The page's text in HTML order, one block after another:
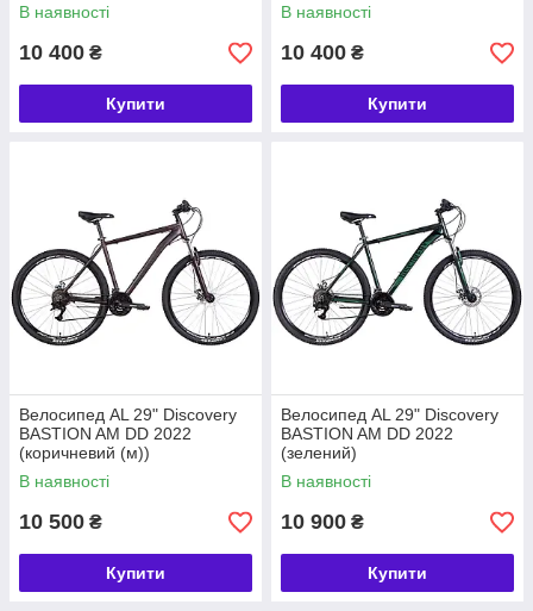
В наявності
10 400 ₴
Купити
В наявності
10 400 ₴
Купити
Велосипед AL 29" Discovery
BASTION AM DD 2022
(коричневий (м))
В наявності
10 500 ₴
Купити
Велосипед AL 29" Discovery
BASTION AM DD 2022
(зелений)
В наявності
10 900 ₴
Купити